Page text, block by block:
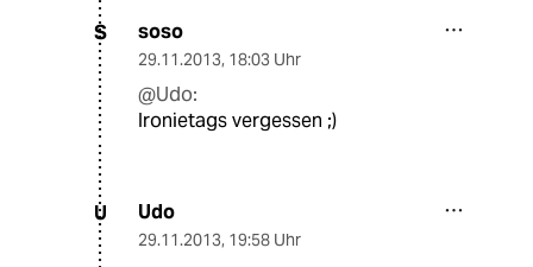
S soso
29.11.2013, 18:03 Uhr
@Udo:
Ironietags vergessen ;)
U Udo
29.11.2013, 19:58 Uhr